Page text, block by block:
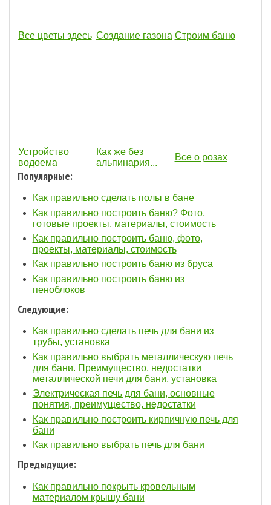
Все цветы здесь Создание газона Строим баню
Устройство
водоема
Как же без
альпинария...
Все о розах
Популярные:
Как правильно сделать полы в бане
Как правильно построить баню? Фото,
готовые проекты, материалы, стоимость
Как правильно построить баню, фото,
проекты, материалы, стоимость
Как правильно построить баню из бруса
Как правильно построить баню из
пеноблоков
Следующие:
Как правильно сделать печь для бани из
трубы, установка
Как правильно выбрать металлическую печь
для бани. Преимущество, недостатки
металлической печи для бани, установка
Электрическая печь для бани, основные
понятия, преимущество, недостатки
Как правильно построить кирпичную печь для
бани
Как правильно выбрать печь для бани
Предыдущие:
Как правильно покрыть кровельным
материалом крышу бани